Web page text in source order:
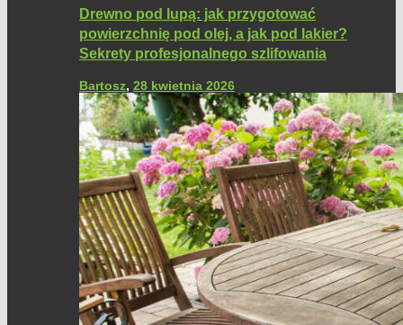
Drewno pod lupą: jak przygotować
powierzchnię pod olej, a jak pod lakier?
Sekrety profesjonalnego szlifowania
Bartosz, 28 kwietnia 2026